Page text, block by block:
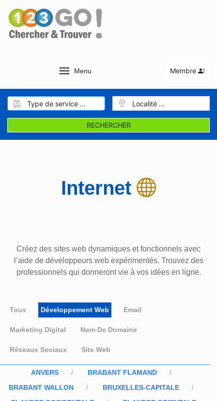
Menu Membre
RECHERCHER
Internet
Créez des sites web dynamiques et fonctionnels avec
l’aide de développeurs web expérimentés. Trouvez des
professionnels qui donneront vie à vos idées en ligne.
Tous Développement Web Email
Marketing Digital Nom De Domaine
Réseaux Sociaux Site Web
ANVERS
BRABANT FLAMAND
BRABANT WALLON
BRUXELLES-CAPITALE